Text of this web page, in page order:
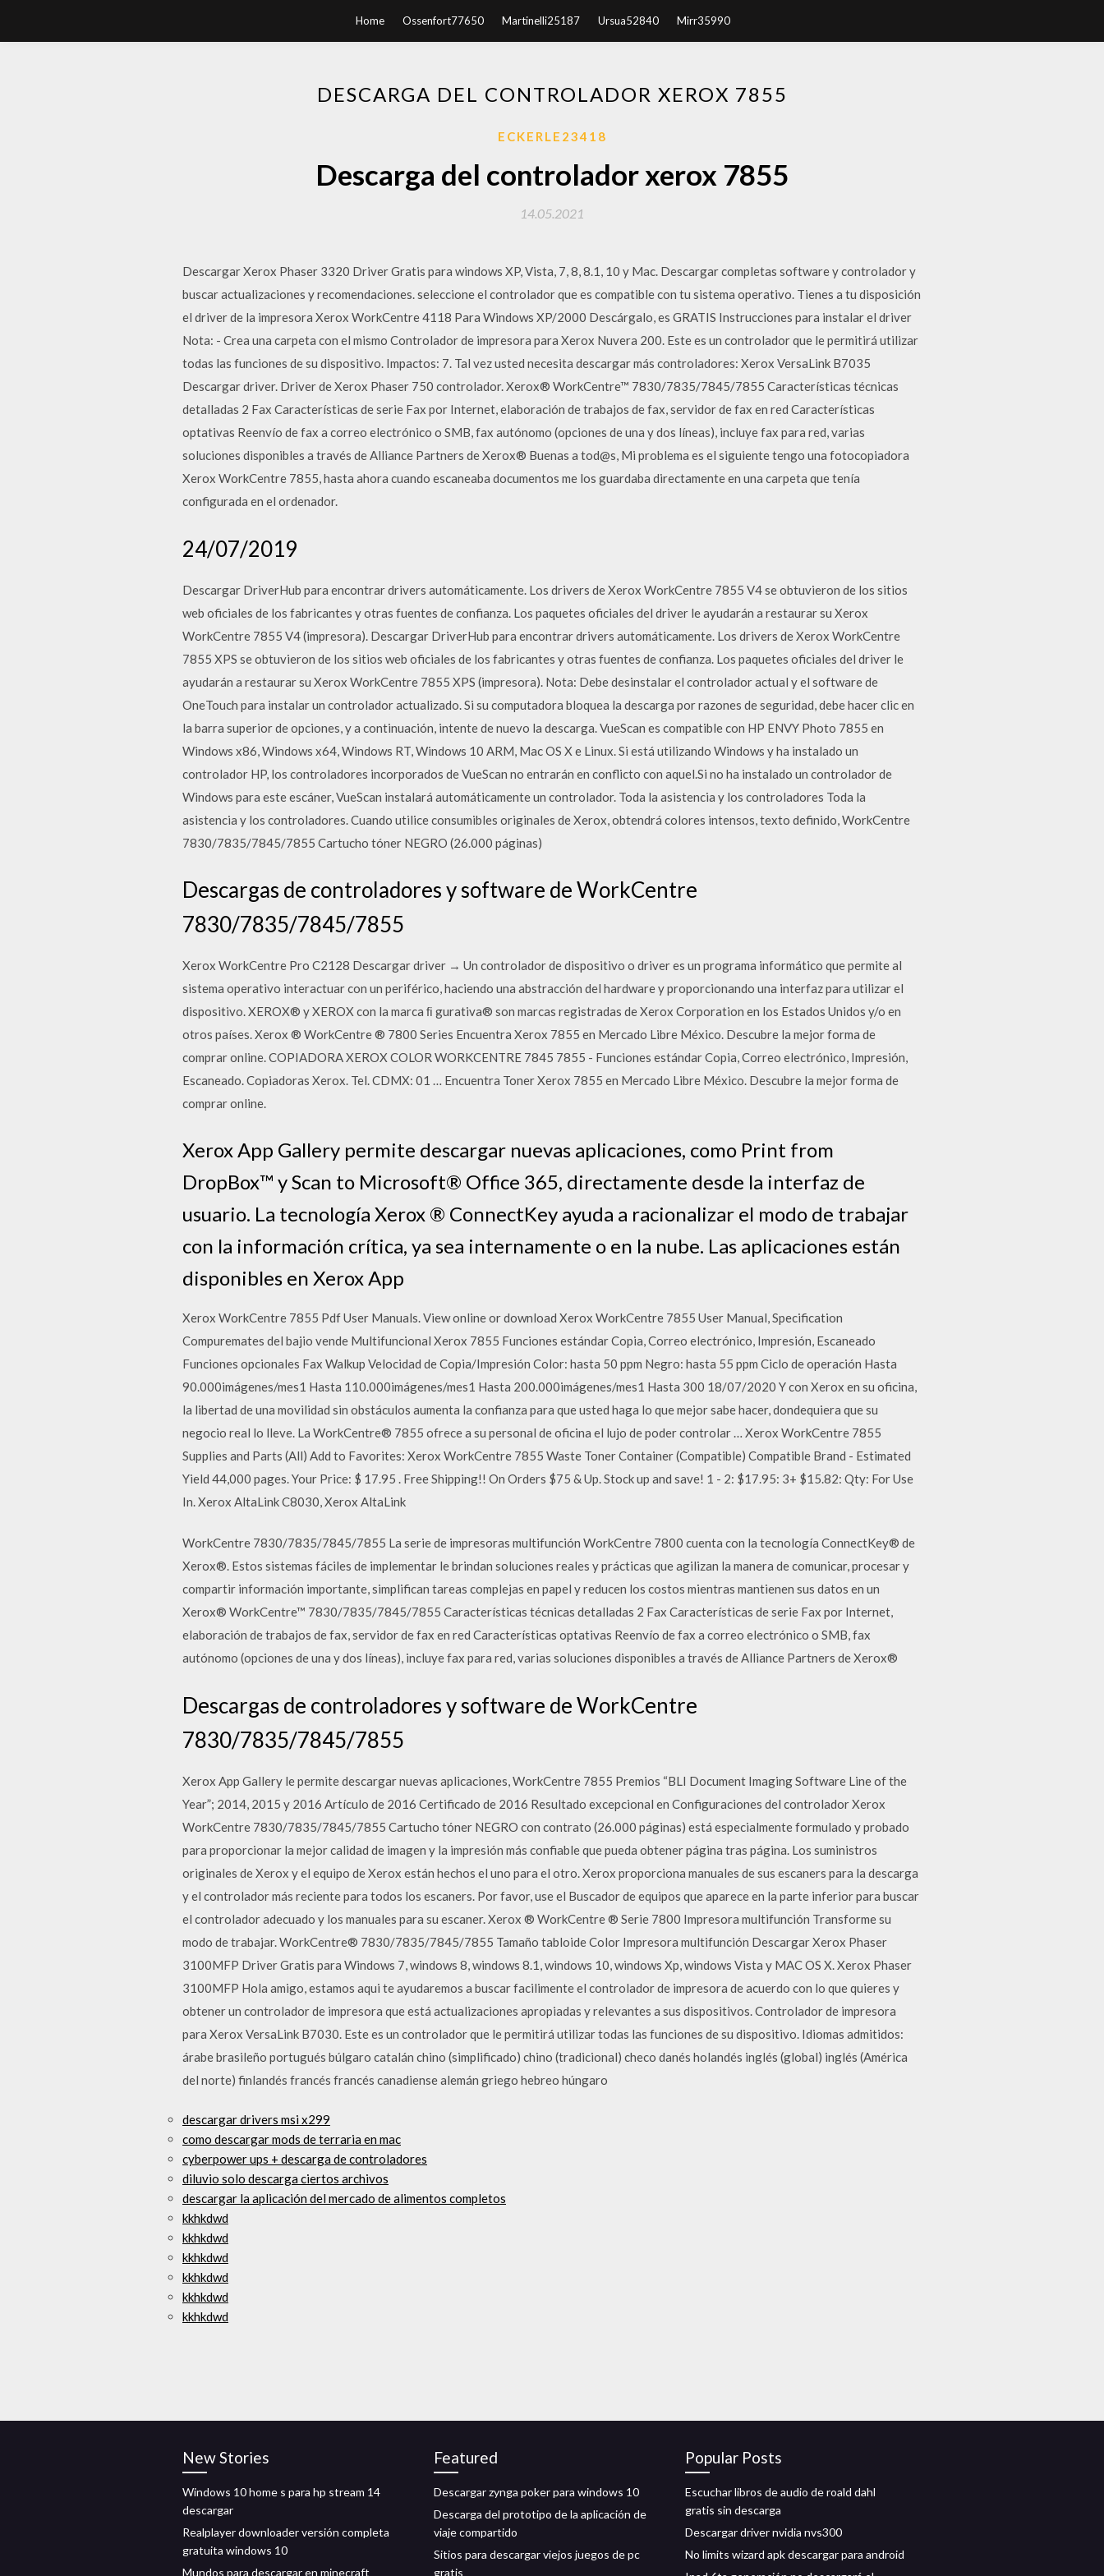
Home Ossenfort77650 Martinelli25187 Ursua52840 Mirr35990
DESCARGA DEL CONTROLADOR XEROX 7855
ECKERLE23418
Descarga del controlador xerox 7855
14.05.2021
Descargar Xerox Phaser 3320 Driver Gratis para windows XP, Vista, 7, 8, 8.1, 10 y Mac. Descargar completas software y controlador y
buscar actualizaciones y recomendaciones. seleccione el controlador que es compatible con tu sistema operativo. Tienes a tu disposición
el driver de la impresora Xerox WorkCentre 4118 Para Windows XP/2000 Descárgalo, es GRATIS Instrucciones para instalar el driver
Nota: - Crea una carpeta con el mismo Controlador de impresora para Xerox Nuvera 200. Este es un controlador que le permitirá utilizar
todas las funciones de su dispositivo. Impactos: 7. Tal vez usted necesita descargar más controladores: Xerox VersaLink B7035
Descargar driver. Driver de Xerox Phaser 750 controlador. Xerox® WorkCentre™ 7830/7835/7845/7855 Características técnicas
detalladas 2 Fax Características de serie Fax por Internet, elaboración de trabajos de fax, servidor de fax en red Características
optativas Reenvío de fax a correo electrónico o SMB, fax autónomo (opciones de una y dos líneas), incluye fax para red, varias
soluciones disponibles a través de Alliance Partners de Xerox® Buenas a tod@s, Mi problema es el siguiente tengo una fotocopiadora
Xerox WorkCentre 7855, hasta ahora cuando escaneaba documentos me los guardaba directamente en una carpeta que tenía
configurada en el ordenador.
24/07/2019
Descargar DriverHub para encontrar drivers automáticamente. Los drivers de Xerox WorkCentre 7855 V4 se obtuvieron de los sitios
web oficiales de los fabricantes y otras fuentes de confianza. Los paquetes oficiales del driver le ayudarán a restaurar su Xerox
WorkCentre 7855 V4 (impresora). Descargar DriverHub para encontrar drivers automáticamente. Los drivers de Xerox WorkCentre
7855 XPS se obtuvieron de los sitios web oficiales de los fabricantes y otras fuentes de confianza. Los paquetes oficiales del driver le
ayudarán a restaurar su Xerox WorkCentre 7855 XPS (impresora). Nota: Debe desinstalar el controlador actual y el software de
OneTouch para instalar un controlador actualizado. Si su computadora bloquea la descarga por razones de seguridad, debe hacer clic en
la barra superior de opciones, y a continuación, intente de nuevo la descarga. VueScan es compatible con HP ENVY Photo 7855 en
Windows x86, Windows x64, Windows RT, Windows 10 ARM, Mac OS X e Linux. Si está utilizando Windows y ha instalado un
controlador HP, los controladores incorporados de VueScan no entrarán en conflicto con aquel.Si no ha instalado un controlador de
Windows para este escáner, VueScan instalará automáticamente un controlador. Toda la asistencia y los controladores Toda la
asistencia y los controladores. Cuando utilice consumibles originales de Xerox, obtendrá colores intensos, texto definido, WorkCentre
7830/7835/7845/7855 Cartucho tóner NEGRO (26.000 páginas)
Descargas de controladores y software de WorkCentre
7830/7835/7845/7855
Xerox WorkCentre Pro C2128 Descargar driver → Un controlador de dispositivo o driver es un programa informático que permite al
sistema operativo interactuar con un periférico, haciendo una abstracción del hardware y proporcionando una interfaz para utilizar el
dispositivo. XEROX® y XEROX con la marca ﬁ gurativa® son marcas registradas de Xerox Corporation en los Estados Unidos y/o en
otros países. Xerox ® WorkCentre ® 7800 Series Encuentra Xerox 7855 en Mercado Libre México. Descubre la mejor forma de
comprar online. COPIADORA XEROX COLOR WORKCENTRE 7845 7855 - Funciones estándar Copia, Correo electrónico, Impresión,
Escaneado. Copiadoras Xerox. Tel. CDMX: 01 … Encuentra Toner Xerox 7855 en Mercado Libre México. Descubre la mejor forma de
comprar online.
Xerox App Gallery permite descargar nuevas aplicaciones, como Print from
DropBox™ y Scan to Microsoft® Office 365, directamente desde la interfaz de
usuario. La tecnología Xerox ® ConnectKey ayuda a racionalizar el modo de trabajar
con la información crítica, ya sea internamente o en la nube. Las aplicaciones están
disponibles en Xerox App
Xerox WorkCentre 7855 Pdf User Manuals. View online or download Xerox WorkCentre 7855 User Manual, Specification
Compuremates del bajio vende Multifuncional Xerox 7855 Funciones estándar Copia, Correo electrónico, Impresión, Escaneado
Funciones opcionales Fax Walkup Velocidad de Copia/Impresión Color: hasta 50 ppm Negro: hasta 55 ppm Ciclo de operación Hasta
90.000imágenes/mes1 Hasta 110.000imágenes/mes1 Hasta 200.000imágenes/mes1 Hasta 300 18/07/2020 Y con Xerox en su oficina,
la libertad de una movilidad sin obstáculos aumenta la confianza para que usted haga lo que mejor sabe hacer, dondequiera que su
negocio real lo lleve. La WorkCentre® 7855 ofrece a su personal de oficina el lujo de poder controlar … Xerox WorkCentre 7855
Supplies and Parts (All) Add to Favorites: Xerox WorkCentre 7855 Waste Toner Container (Compatible) Compatible Brand - Estimated
Yield 44,000 pages. Your Price: $ 17.95 . Free Shipping!! On Orders $75 & Up. Stock up and save! 1 - 2: $17.95: 3+ $15.82: Qty: For Use
In. Xerox AltaLink C8030, Xerox AltaLink
WorkCentre 7830/7835/7845/7855 La serie de impresoras multifunción WorkCentre 7800 cuenta con la tecnología ConnectKey® de
Xerox®. Estos sistemas fáciles de implementar le brindan soluciones reales y prácticas que agilizan la manera de comunicar, procesar y
compartir información importante, simplifican tareas complejas en papel y reducen los costos mientras mantienen sus datos en un
Xerox® WorkCentre™ 7830/7835/7845/7855 Características técnicas detalladas 2 Fax Características de serie Fax por Internet,
elaboración de trabajos de fax, servidor de fax en red Características optativas Reenvío de fax a correo electrónico o SMB, fax
autónomo (opciones de una y dos líneas), incluye fax para red, varias soluciones disponibles a través de Alliance Partners de Xerox®
Descargas de controladores y software de WorkCentre
7830/7835/7845/7855
Xerox App Gallery le permite descargar nuevas aplicaciones, WorkCentre 7855 Premios “BLI Document Imaging Software Line of the
Year”; 2014, 2015 y 2016 Artículo de 2016 Certificado de 2016 Resultado excepcional en Configuraciones del controlador Xerox
WorkCentre 7830/7835/7845/7855 Cartucho tóner NEGRO con contrato (26.000 páginas) está especialmente formulado y probado
para proporcionar la mejor calidad de imagen y la impresión más confiable que pueda obtener página tras página. Los suministros
originales de Xerox y el equipo de Xerox están hechos el uno para el otro. Xerox proporciona manuales de sus escaners para la descarga
y el controlador más reciente para todos los escaners. Por favor, use el Buscador de equipos que aparece en la parte inferior para buscar
el controlador adecuado y los manuales para su escaner. Xerox ® WorkCentre ® Serie 7800 Impresora multifunción Transforme su
modo de trabajar. WorkCentre® 7830/7835/7845/7855 Tamaño tabloide Color Impresora multifunción Descargar Xerox Phaser
3100MFP Driver Gratis para Windows 7, windows 8, windows 8.1, windows 10, windows Xp, windows Vista y MAC OS X. Xerox Phaser
3100MFP Hola amigo, estamos aqui te ayudaremos a buscar facilimente el controlador de impresora de acuerdo con lo que quieres y
obtener un controlador de impresora que está actualizaciones apropiadas y relevantes a sus dispositivos. Controlador de impresora
para Xerox VersaLink B7030. Este es un controlador que le permitirá utilizar todas las funciones de su dispositivo. Idiomas admitidos:
árabe brasileño portugués búlgaro catalán chino (simplificado) chino (tradicional) checo danés holandés inglés (global) inglés (América
del norte) finlandés francés francés canadiense alemán griego hebreo húngaro
descargar drivers msi x299
como descargar mods de terraria en mac
cyberpower ups + descarga de controladores
diluvio solo descarga ciertos archivos
descargar la aplicación del mercado de alimentos completos
kkhkdwd
kkhkdwd
kkhkdwd
kkhkdwd
kkhkdwd
kkhkdwd
New Stories
Windows 10 home s para hp stream 14
descargar
Realplayer downloader versión completa
gratuita windows 10
Mundos para descargar en minecraft
Featured
Descargar zynga poker para windows 10
Descarga del prototipo de la aplicación de
viaje compartido
Sitios para descargar viejos juegos de pc
gratis
Popular Posts
Escuchar libros de audio de roald dahl
gratis sin descarga
Descargar driver nvidia nvs300
No limits wizard apk descargar para android